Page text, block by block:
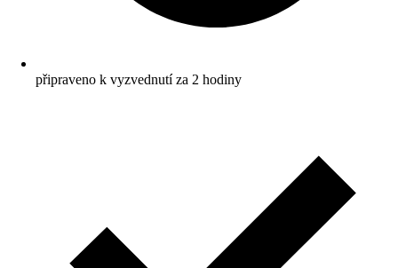
připraveno k vyzvednutí za 2 hodiny